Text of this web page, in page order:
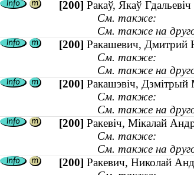
[200] Ракаў, Якаў
См. также:
См. также на
[200] Ракашевич, Дмитрий
См. также:
См. также на
[200] Ракашэвіч, Дзмітрый
См. также:
См. также на
[200] Ракевіч, Мікалай
См. также:
См. также на
[200] Ракевич, Николай